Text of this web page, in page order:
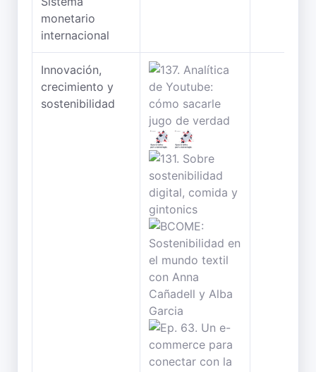
monetario
internacional
Innovación,
crecimiento y
sostenibilidad